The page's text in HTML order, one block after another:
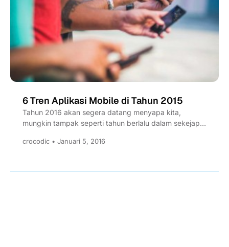
6 Tren Aplikasi Mobile di Tahun 2015
Tahun 2016 akan segera datang menyapa kita,
mungkin tampak seperti tahun berlalu dalam sekejap
crocodic • Januari 5, 2016